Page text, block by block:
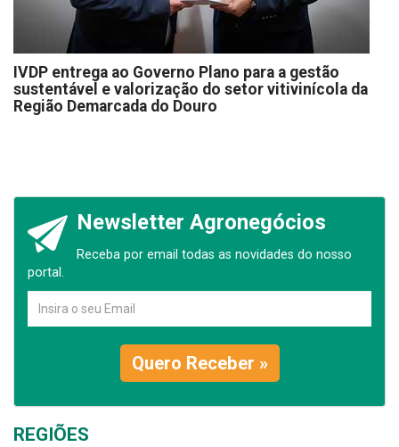
IVDP entrega ao Governo Plano para a gestão
sustentável e valorização do setor vitivinícola da
Região Demarcada do Douro
Newsletter Agronegócios
Receba por email todas as novidades do nosso
portal.
Quero Receber »
REGIÕES